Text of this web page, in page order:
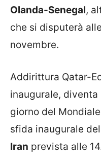
Olanda-Senegal,
che si disputerà
novembre.
Addirittura Qatar-
inaugurale,
giorno del
sfida inaugurale
Iran prevista alle